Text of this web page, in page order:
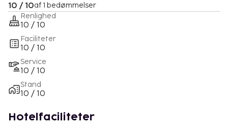
10 / 10af 1 bedømmelser
Renlighed
10 / 10
Faciliteter
10 / 10
Service
10 / 10
Stand
10 / 10
Hotelfaciliteter